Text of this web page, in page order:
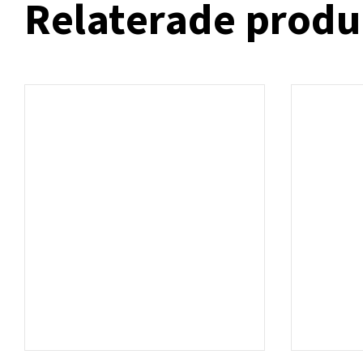
Relaterade